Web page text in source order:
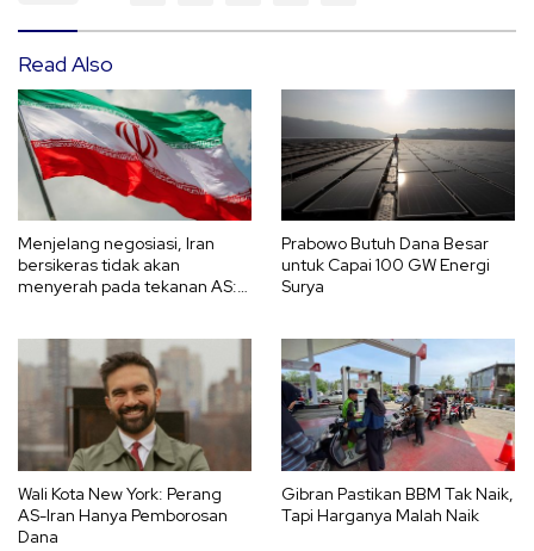
Read Also
Menjelang negosiasi, Iran
bersikeras tidak akan
menyerah pada tekanan AS:
Prabowo Butuh Dana Besar
untuk Capai 100 GW Energi
Surya
Wali Kota New York: Perang
AS-Iran Hanya Pemborosan
Dana
Gibran Pastikan BBM Tak Naik,
Tapi Harganya Malah Naik